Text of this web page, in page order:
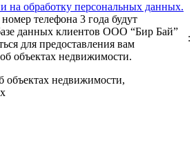
на обработку персональных данных.
телефона 3 года будут
данных клиентов ООО “Бир Бай”
для предоставления вам
объектах недвижимости.
:
недвижимости,